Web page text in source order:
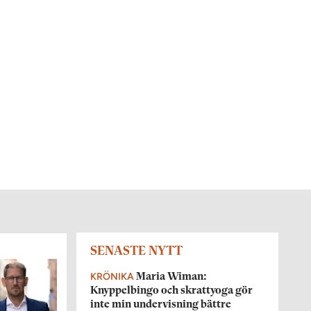
SENASTE NYTT
KRÖNIKA Maria Wiman:
Knyppelbingo och skrattyoga gör
inte min undervisning bättre